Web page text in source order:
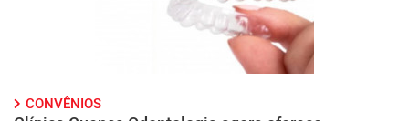
CONVÊNIOS